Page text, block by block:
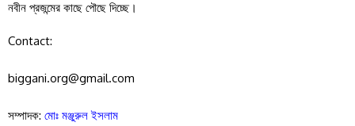
নবীন প্রজন্মের কাছে পৌছে দিচ্ছে।
Contact:
biggani.org@gmail.com
সম্পাদক: মোঃ মঞ্জুরুল ইসলাম